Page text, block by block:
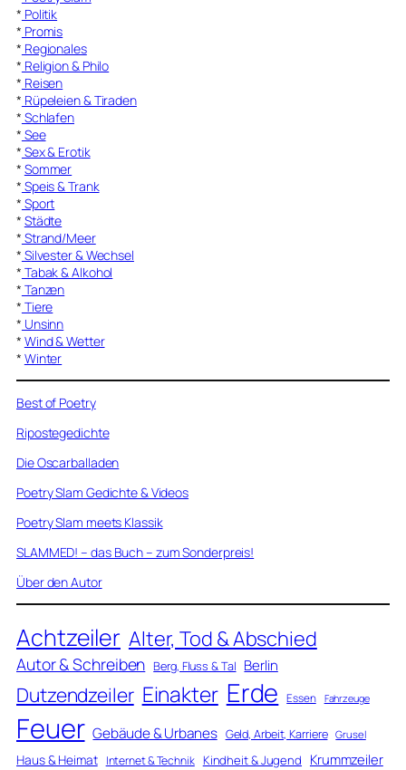
* Politik
* Promis
* Regionales
* Religion & Philo
* Reisen
* Rüpeleien & Tiraden
* Schlafen
* See
* Sex & Erotik
* Sommer
* Speis & Trank
* Sport
* Städte
* Strand/Meer
* Silvester & Wechsel
* Tabak & Alkohol
* Tanzen
* Tiere
* Unsinn
* Wind & Wetter
* Winter
Best of Poetry
Ripostegedichte
Die Oscarballaden
Poetry Slam Gedichte & Videos
Poetry Slam meets Klassik
SLAMMED! – das Buch – zum Sonderpreis!
Über den Autor
Achtzeiler Alter, Tod & Abschied
Autor & Schreiben Berg, Fluss & Tal Berlin
Dutzendzeiler Einakter Erde Essen Fahrzeuge
Feuer Gebäude & Urbanes Geld, Arbeit, Karriere Grusel
Haus & Heimat Internet & Technik Kindheit & Jugend Krummzeiler